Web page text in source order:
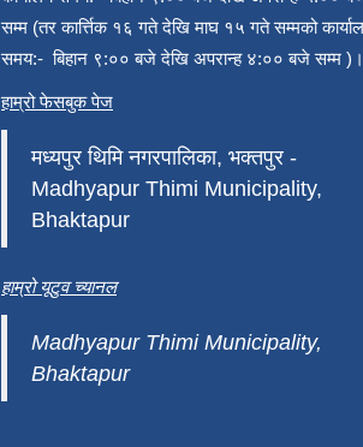
सम्म (तर कार्त्तिक १६ गते देखि माघ १५ गते सम्मको
समय:- बिहान ९:०० बजे देखि अपरान्ह ४:०० बजे सम्म )।
हाम्रो फेसबुक पेज
मध्यपुर थिमि नगरपालिका, भक्तपुर -
Madhyapur Thimi Municipality,
Bhaktapur
हाम्रो यूटुव च्यानल
Madhyapur Thimi Municipality,
Bhaktapur